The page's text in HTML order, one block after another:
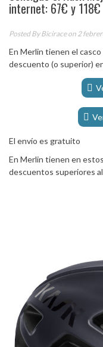
internet: 67€ y 118€
Posted ByBiciraceon 2
En Merlin tienen el
descuento (o superior)
El envío es gratuito
En Merlin tienen en
descuentos superiores